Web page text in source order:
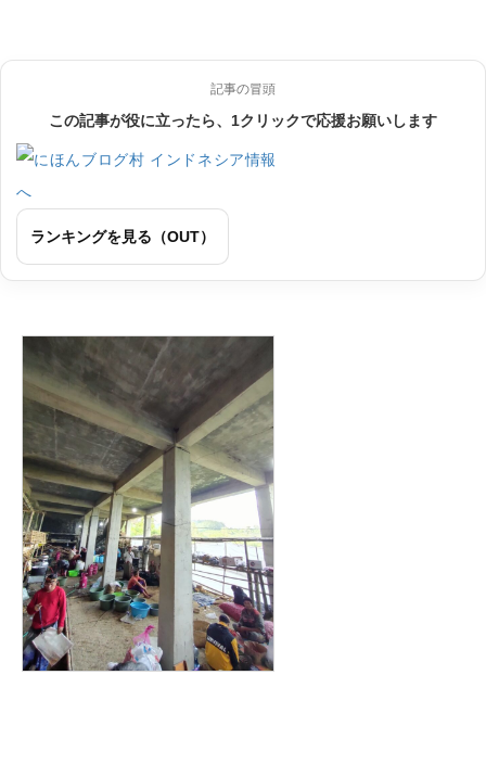
記事の冒頭
この記事が役に立ったら、1クリックで応援お願いします
ランキングを見る（OUT）